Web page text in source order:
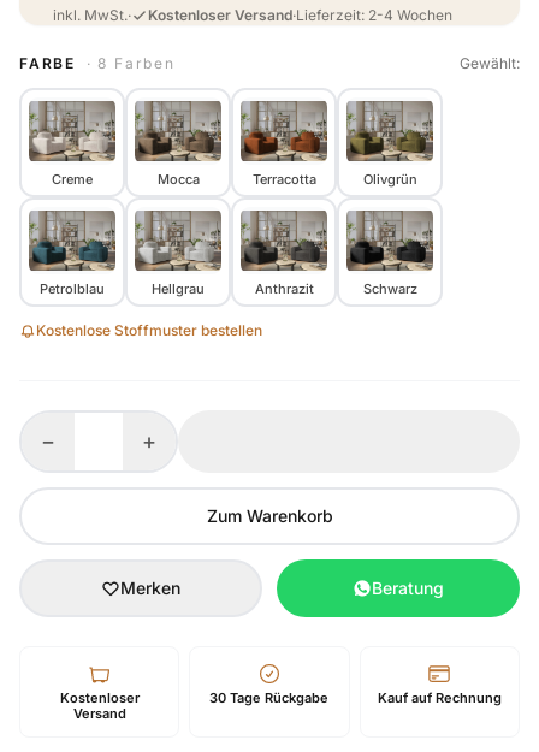
inkl. MwSt.· Kostenloser Versand·Lieferzeit: 2-4 Wochen
FARBE · 8 Farben Gewählt:
Creme Mocca Terracotta Olivgrün
Petrolblau Hellgrau Anthrazit Schwarz
Kostenlose Stoffmuster bestellen
− +
Zum Warenkorb
Merken Beratung
Kostenloser
Versand
30 Tage Rückgabe Kauf auf Rechnung